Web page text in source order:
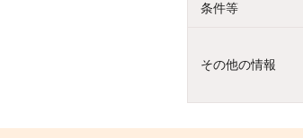
条件等
その他の情報